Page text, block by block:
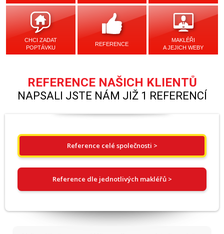
CHCI ZADAT
POPTÁVKU
REFERENCE
MAKLÉŘI
A JEJICH WEBY
REFERENCE NAŠICH KLIENTŮ
NAPSALI JSTE NÁM JIŽ 1 REFERENCÍ
Reference celé společnosti >
Reference dle jednotlivých makléřů >